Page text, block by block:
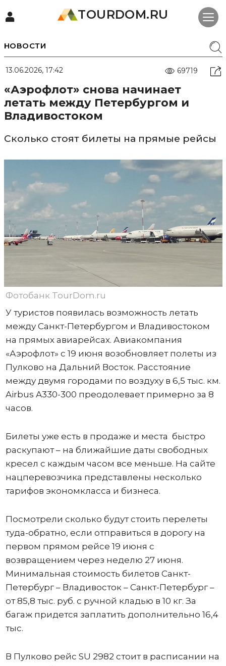
TOURDOM.RU
НОВОСТИ
13.06.2026, 17:42 69719
«Аэрофлот» снова начинает
летать между Петербургом и
Владивостоком
Сколько стоят билеты на прямые рейсы
Фотобанк TourDom.ru
У туристов появилась возможность летать
между Санкт-Петербургом и Владивостоком
на прямых авиарейсах. Авиакомпания
«Аэрофлот» с 19 июня возобновляет полеты из
Пулково на Дальний Восток. Расстояние
между двумя городами по воздуху в 6,5 тыс. км.
Airbus A330-300 преодолевает примерно за 8
часов.
Билеты уже есть в продаже и места быстро
раскупают – на ближайшие даты свободных
кресел с каждым часом все меньше. На сайте
нацперевозчика представлены несколько
тарифов экономкласса и бизнеса.
Посмотрели сколько будут стоить перелеты
туда-обратно, если отправиться в дорогу на
первом прямом рейсе 19 июня с
возвращением через неделю 27 июня.
Минимальная стоимость билетов Санкт-
Петербург – Владивосток – Санкт-Петербург –
от 85,8 тыс. руб. с ручной кладью в 10 кг. За
багаж придется заплатить дополнительно 16,4
тыс.
В Пулково рейс SU 2982 стоит в расписании на